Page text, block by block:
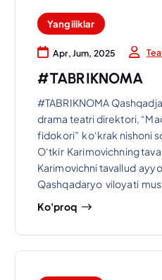
Yangiliklar
Apr, Jum, 2025
#TABRIKNOMA
#TABRIKNOMA
drama teatri direktori,
fidokori” ko‘krak nishoni
O‘tkir Karimovichning
Karimovichni tavallud
Qashqadaryo viloyati
Ko'proq